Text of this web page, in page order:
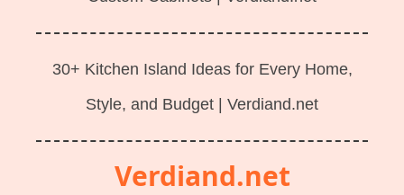
30+ Kitchen Island Ideas for Every Home,
Style, and Budget | Verdiand.net
Verdiand.net